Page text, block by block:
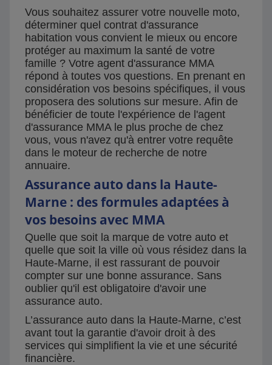
Vous souhaitez assurer votre nouvelle moto,
déterminer quel contrat d'assurance
habitation vous convient le mieux ou encore
protéger au maximum la santé de votre
famille ? Votre agent d'assurance MMA
répond à toutes vos questions. En prenant en
considération vos besoins spécifiques, il vous
proposera des solutions sur mesure. Afin de
bénéficier de toute l'expérience de l'agent
d'assurance MMA le plus proche de chez
vous, vous n'avez qu'à entrer votre requête
dans le moteur de recherche de notre
annuaire.
Assurance auto dans la Haute-
Marne : des formules adaptées à
vos besoins avec MMA
Quelle que soit la marque de votre auto et
quelle que soit la ville où vous résidez dans la
Haute-Marne, il est rassurant de pouvoir
compter sur une bonne assurance. Sans
oublier qu'il est obligatoire d'avoir une
assurance auto.
L’assurance auto dans la Haute-Marne, c’est
avant tout la garantie d'avoir droit à des
services qui simplifient la vie et une sécurité
financière.